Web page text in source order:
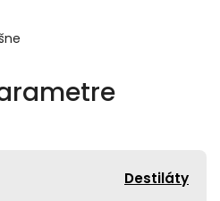
Destiláty